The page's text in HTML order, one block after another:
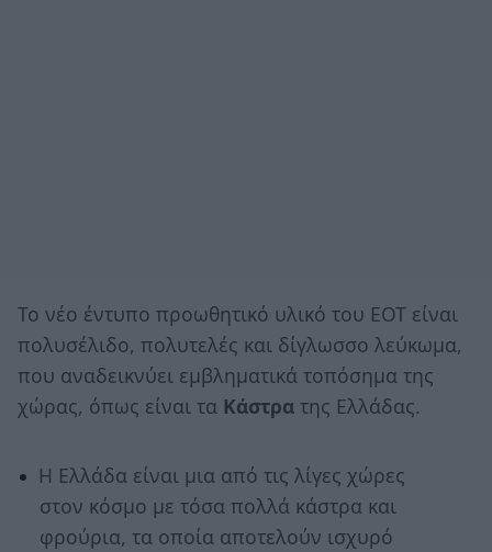
Το νέο έντυπο προωθητικό υλικό του ΕΟΤ είναι
πολυσέλιδο, πολυτελές και δίγλωσσο λεύκωμα,
που αναδεικνύει εμβληματικά τοπόσημα της
χώρας, όπως είναι τα Κάστρα της Ελλάδας.
H Ελλάδα είναι μια από τις λίγες χώρες
στον κόσμο με τόσα πολλά κάστρα και
φρούρια, τα οποία αποτελούν ισχυρό